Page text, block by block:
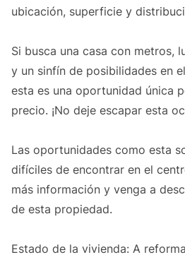
ubicación, superficie y
Si busca una casa con metros,
y un sinfín de posibilidades en
esta es una oportunidad única
precio. ¡No deje escapar esta
Las oportunidades como esta
difíciles de encontrar en el
más información y venga a
de esta propiedad.
Estado de la vivienda: A